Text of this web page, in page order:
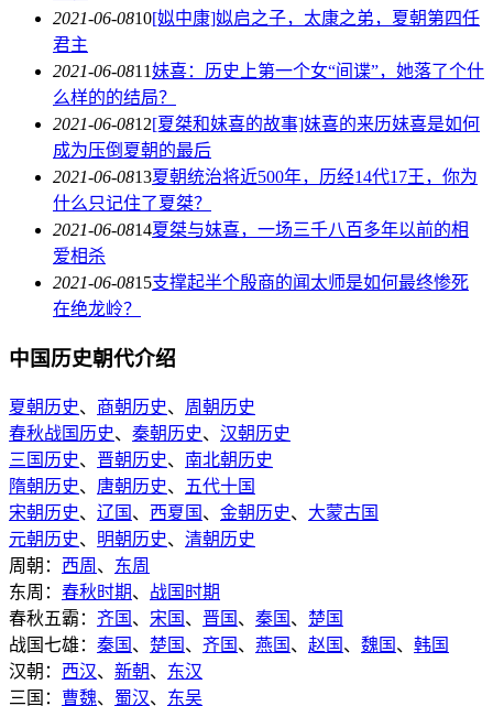
2021-06-0810[姒中康]姒启之子，太康之弟，夏朝第四任
君主
2021-06-0811妹喜：历史上第一个女“间谍”，她落了个什
么样的的结局？
2021-06-0812[夏桀和妺喜的故事]妺喜的来历妺喜是如何
成为压倒夏朝的最后
2021-06-0813夏朝统治将近500年，历经14代17王，你为
什么只记住了夏桀？
2021-06-0814夏桀与妺喜，一场三千八百多年以前的相
爱相杀
2021-06-0815支撑起半个殷商的闻太师是如何最终惨死
在绝龙岭？
中国历史朝代介绍
夏朝历史、 商朝历史、 周朝历史
春秋战国历史、 秦朝历史、 汉朝历史
三国历史、 晋朝历史、 南北朝历史
隋朝历史、 唐朝历史、
五代十国
宋朝历史、 辽国 、 西夏国 、 金朝历史、 大蒙古国
元朝历史、 明朝历史、 清朝历史
周朝： 西周 、 东周
东周： 春秋时期、 战国时期
春秋五霸： 齐国 、 宋国 、 晋国 、 秦国 、 楚国
战国七雄： 秦国 、 楚国 、 齐国 、 燕国 、 赵国 、 魏国 、 韩国
汉朝： 西汉、 新朝、 东汉
三国： 曹魏、 蜀汉、 东吴